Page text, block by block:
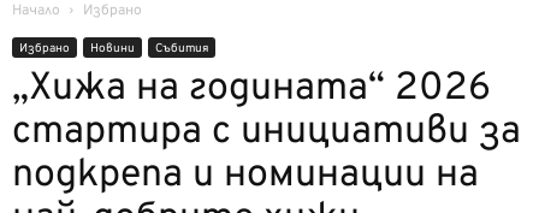
Начало Избрано
Избрано Новини Събития
„Хижа на годината“ 2026
стартира с инициативи за
подкрепа и номинации на